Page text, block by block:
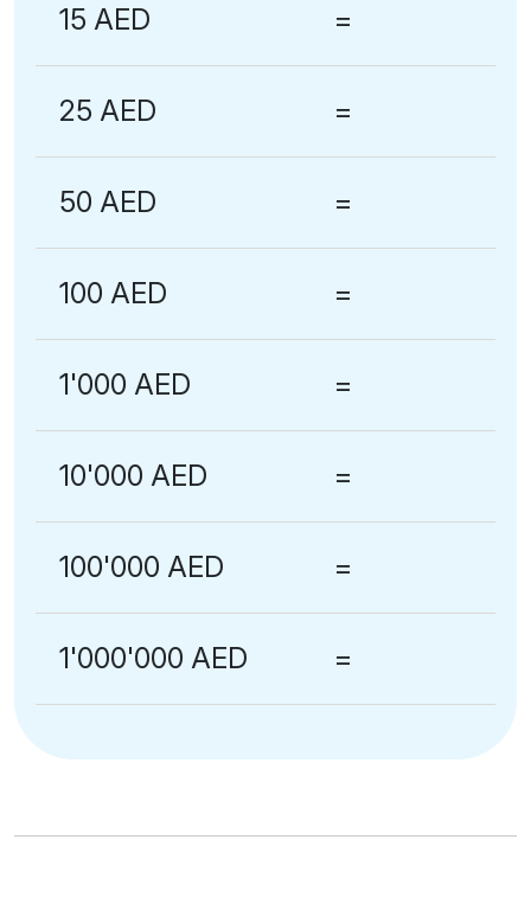
15 AED =
25 AED =
50 AED =
100 AED =
1'000 AED =
10'000 AED =
100'000 AED =
1'000'000 AED =